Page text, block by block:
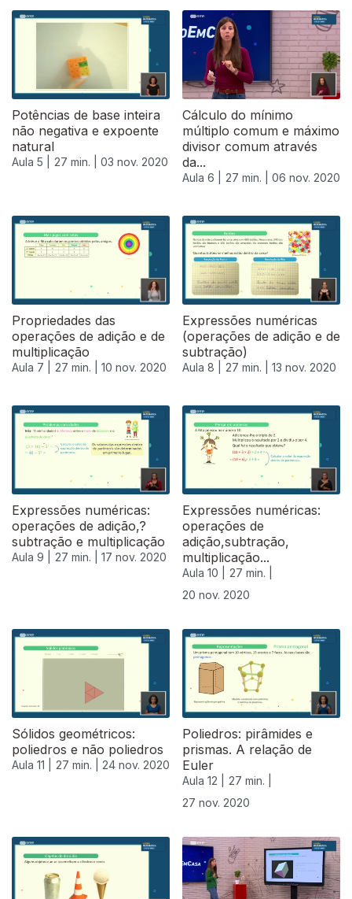
Potências de base inteira
não negativa e expoente
natural
Aula 5 | 27 min. | 03 nov. 2020
Cálculo do mínimo
múltiplo comum e máximo
divisor comum através
da...
Aula 6 | 27 min. | 06 nov. 2020
Propriedades das
operações de adição e de
multiplicação
Aula 7 | 27 min. | 10 nov. 2020
Expressões numéricas
(operações de adição e de
subtração)
Aula 8 | 27 min. | 13 nov. 2020
Expressões numéricas:
operações de adição,?
subtração e multiplicação
Aula 9 | 27 min. | 17 nov. 2020
Expressões numéricas:
operações de
adição,subtração,
multiplicação...
Aula 10 |
27 min. |
20 nov. 2020
Sólidos geométricos:
poliedros e não poliedros
Aula 11 | 27 min. | 24 nov. 2020
Poliedros: pirâmides e
prismas. A relação de
Euler
Aula 12 |
27 min. |
27 nov. 2020
508718